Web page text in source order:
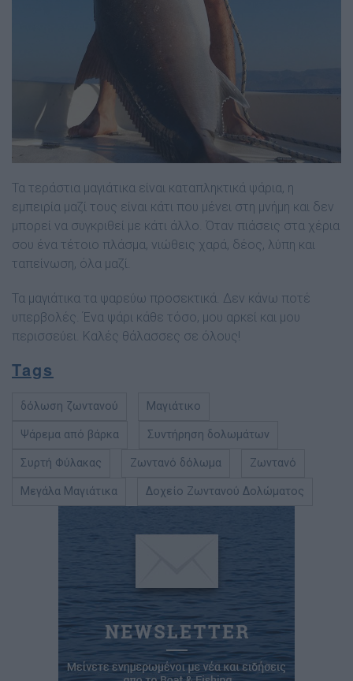
Τα τεράστια µαγιάτικα είναι καταπληκτικά ψάρια, η
εµπειρία µαζί τους είναι κάτι που µένει στη µνήµη και δεν
µπορεί να συγκριθεί µε κάτι άλλο. Όταν πιάσεις στα χέρια
σου ένα τέτοιο πλάσµα, νιώθεις χαρά, δέος, λύπη και
ταπείνωση, όλα µαζί.
Τα µαγιάτικα τα ψαρεύω προσεκτικά. ∆εν κάνω ποτέ
υπερβολές. Ένα ψάρι κάθε τόσο, µου αρκεί και µου
περισσεύει. Καλές θάλασσες σε όλους!
Tags
δόλωση ζωντανού Μαγιάτικο
Ψάρεμα από βάρκα Συντήρηση δολωμάτων
Συρτή Φύλακας Ζωντανό δόλωμα Ζωντανό
Μεγάλα Μαγιάτικα Δοχείο Ζωντανού Δολώματος